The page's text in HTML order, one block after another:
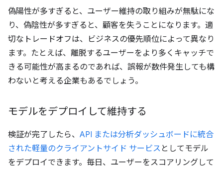
偽陽性が多すぎると、ユーザー維持の取り組みが無駄にな
り、偽陰性が多すぎると、顧客を失うことになります。適
切なトレードオフは、ビジネスの優先順位によって異なり
ます。たとえば、離脱するユーザーをより多くキャッチで
きる可能性が高まるのであれば、誤報が数件発生しても構
わないと考える企業もあるでしょう。
モデルをデプロイして維持する
検証が完了したら、 API または分析ダッシュボードに統合
された軽量のクライアントサイド サービス としてモデル
をデプロイできます。毎日、ユーザーをスコアリングして